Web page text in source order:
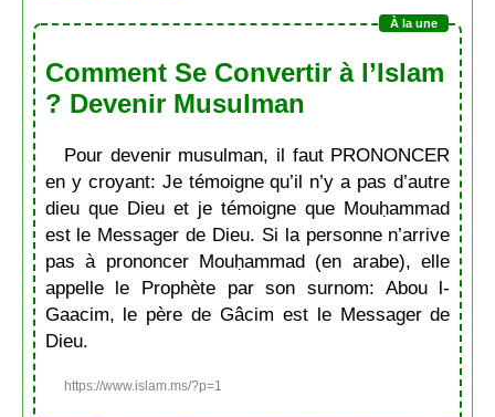
Comment Se Convertir à l’Islam
? Devenir Musulman
Pour devenir musulman, il faut PRONONCER
en y croyant: Je témoigne qu’il n’y a pas d’autre
dieu que Dieu et je témoigne que Mouḥammad
est le Messager de Dieu. Si la personne n’arrive
pas à prononcer Mouḥammad (en arabe), elle
appelle le Prophète par son surnom: Abou l-
Gaacim, le père de Gâcim est le Messager de
Dieu.
https://www.islam.ms/?p=1